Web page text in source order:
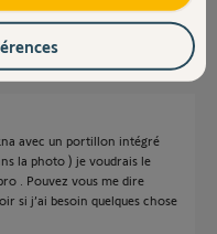
avec un portillon intégré
la photo ) je voudrais le
. Pouvez vous me dire
si j’ai besoin quelques chose